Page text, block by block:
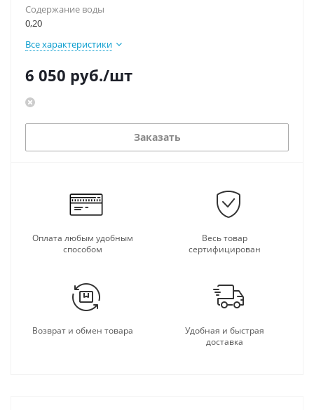
Содержание воды
0,20
Все характеристики
6 050 руб./шт
Заказать
Оплата любым удобным
способом
Весь товар
сертифицирован
Возврат и обмен товара
Удобная и быстрая
доставка